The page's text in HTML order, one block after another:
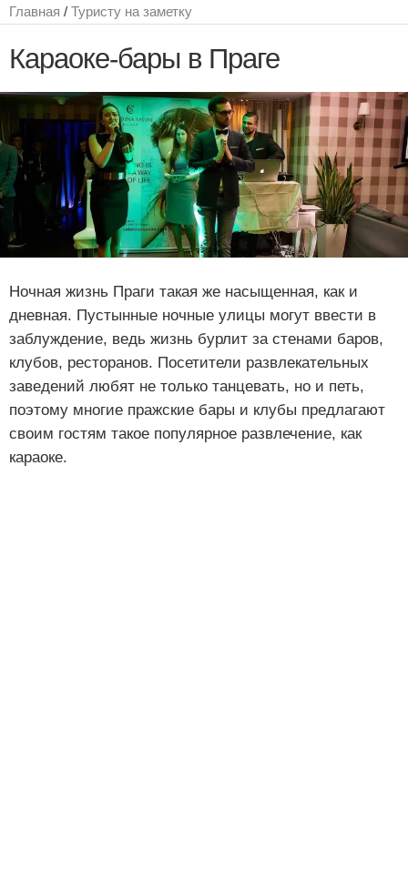
Главная / Туристу на заметку
Караоке-бары в Праге
Ночная жизнь Праги такая же насыщенная, как и
дневная. Пустынные ночные улицы могут ввести в
заблуждение, ведь жизнь бурлит за стенами баров,
клубов, ресторанов. Посетители развлекательных
заведений любят не только танцевать, но и петь,
поэтому многие пражские бары и клубы предлагают
своим гостям такое популярное развлечение, как
караоке.